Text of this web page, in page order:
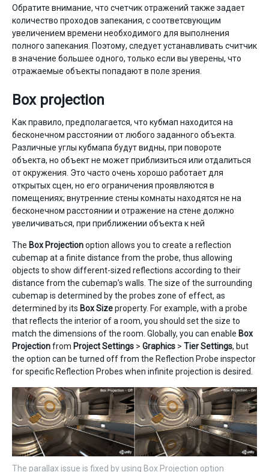
Обратите внимание, что счетчик отражений также задает
количество проходов запекания, с соответсвующим
увеличением времени необходимого для выполнения
полного запекания. Поэтому, следует устанавливать считчик
в значение большее одного, только если вы уверены, что
отражаемые объекты попадают в поле зрения.
Box projection
Как правило, предполагается, что кубмап находится на
бесконечном расстоянии от любого заданного объекта.
Различные углы кубмапа будут видны, при повороте
объекта, но объект не может приблизиться или отдалиться
от окружения. Это часто очень хорошо работает для
открытых сцен, но его ограничения проявляются в
помещениях; внутренние стены комнаты находятся не на
бесконечном расстоянии и отражение на стене должно
увеличиваться, при приближении объекта к ней
The Box Projectionoption allows you to create a reflection
cubemap at a finite distance from the probe, thus allowing
objects to show different-sized reflections according to their
distance from the cubemap’s walls. The size of the surrounding
cubemap is determined by the probes zone of effect, as
determined by its Box Sizeproperty. For example, with a probe
that reflects the interior of a room, you should set the size to
match the dimensions of the room. Globally, you can enable Box
Projectionfrom Project Settings > Graphics > Tier Settings, but
the option can be turned off from the Reflection Probe inspector
for specific Reflection Probes when infinite projection is desired.
The parallax issue is fixed by using Box Projection option